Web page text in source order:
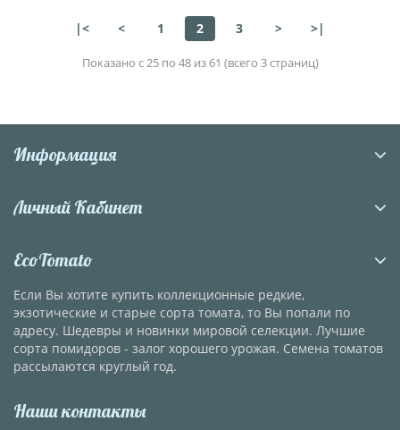
|< < 1 2 3 > >|
Показано с 25 по 48 из 61 (всего 3 страниц)
Информация
Личный Кабинет
EcoTomato
Если Вы хотите купить коллекционные редкие,
экзотические и старые сорта томата, то Вы попали по
адресу. Шедевры и новинки мировой селекции. Лучшие
сорта помидоров - залог хорошего урожая. Семена томатов
рассылаются круглый год.
Наши контакты